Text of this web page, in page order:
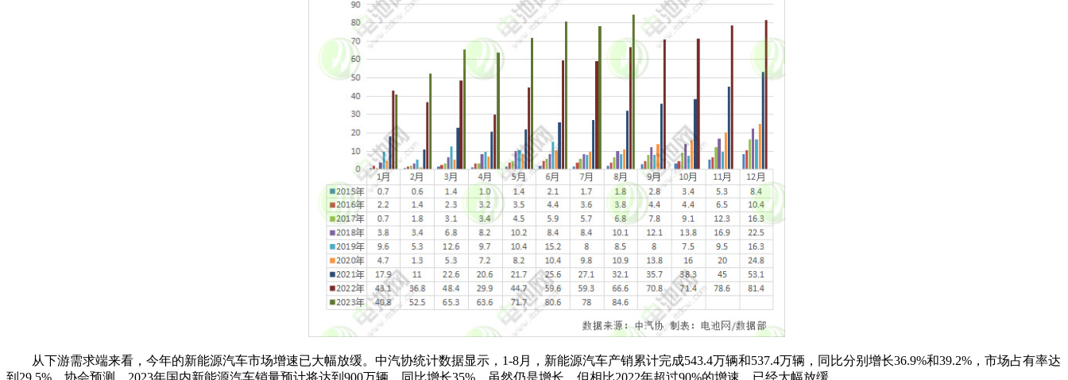
从下游需求端来看，今年的新能源汽车市场增速已大幅放缓。中汽协统计数据显示，1-8月，新能源汽车产销累计完成543.4万辆和537.4万辆，同比分别增长36.9%和39.2%，市场占有率达